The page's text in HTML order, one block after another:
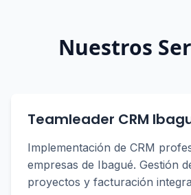
Nuestros
Teamleader CRM
Implementación de CRM
empresas de Ibagué. Gestión
proyectos y facturación